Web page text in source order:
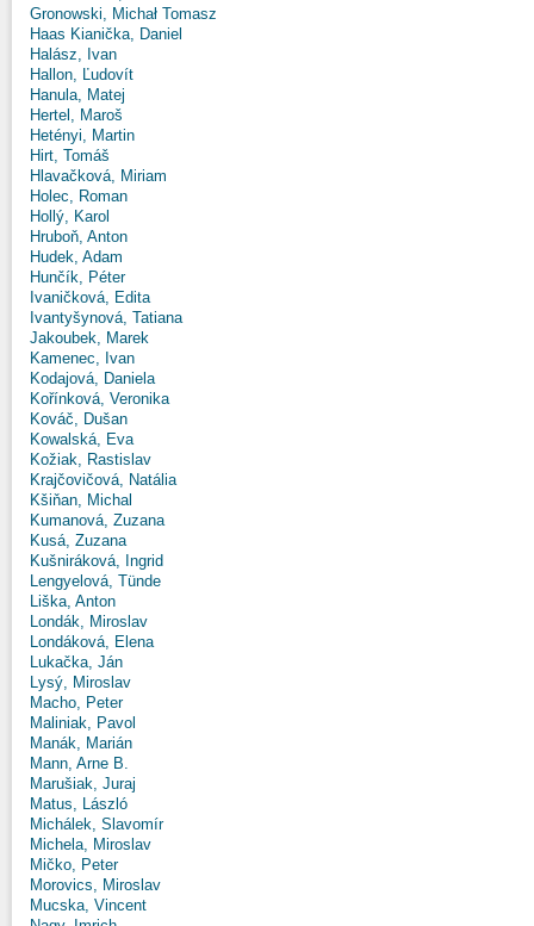
Gronowski, Michał Tomasz
Haas Kianička, Daniel
Halász, Ivan
Hallon, Ľudovít
Hanula, Matej
Hertel, Maroš
Hetényi, Martin
Hirt, Tomáš
Hlavačková, Miriam
Holec, Roman
Hollý, Karol
Hruboň, Anton
Hudek, Adam
Hunčík, Péter
Ivaničková, Edita
Ivantyšynová, Tatiana
Jakoubek, Marek
Kamenec, Ivan
Kodajová, Daniela
Kořínková, Veronika
Kováč, Dušan
Kowalská, Eva
Kožiak, Rastislav
Krajčovičová, Natália
Kšiňan, Michal
Kumanová, Zuzana
Kusá, Zuzana
Kušniráková, Ingrid
Lengyelová, Tünde
Liška, Anton
Londák, Miroslav
Londáková, Elena
Lukačka, Ján
Lysý, Miroslav
Macho, Peter
Maliniak, Pavol
Manák, Marián
Mann, Arne B.
Marušiak, Juraj
Matus, László
Michálek, Slavomír
Michela, Miroslav
Mičko, Peter
Morovics, Miroslav
Mucska, Vincent